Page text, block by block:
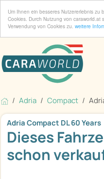
Um Ihnen ein besseres Nutzererlebnis zu
Cookies. Durch Nutzung von caraworld.at
Verwendung von Cookies zu. weitere
Adria Compact
Adria Compact DL 60 Years
Dieses
schon